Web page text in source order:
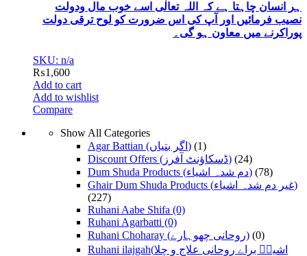
ہر انسان چاہتا ہے کہ اللہ تعالٰی اسے خوب مال ودولت
نصیب فرمائیں اور آپ کی اس ضرورت کو لوح ترقی دولت
پوراکرنے میں معاون ہو گی۔
SKU: n/a
₨1,600
Add to cart
Add to wishlist
Compare
Show All Categories
Agar Battian (اگر بتیاں)
(1)
Discount Offers (ڈسکاؤنٹ آفرز)
(24)
Dum Shuda Products (دم شدہ اشیاء)
(78)
Ghair Dum Shuda Products (غیر دم شدہ اشیاء)
(227)
Ruhani Aabe Shifa (0)
Ruhani Agarbatti (0)
Ruhani Choharay (روحانی چھوہارے)
(0)
Ruhani ilajgah(اشیاؑ براے روحانی علاج و چلا